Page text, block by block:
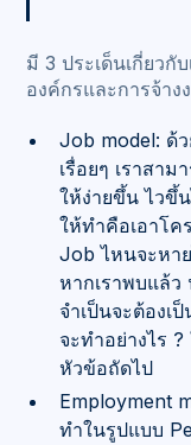
มี 3 ประเด็นเกี่ยวกั
องค์กรและการจ้าง
Job model: ด้
เรื่อยๆ เราสา
ให้ง่ายขึ้น ไวขึ้
ให้ทำคือเอาโค
Job ไหนจะหา
หากเราพบแล้
จำเป็นจะต้องเ
จะทำอย่างไร
หัวข้อถัดไป
Employment
ทำในรูปแบบ